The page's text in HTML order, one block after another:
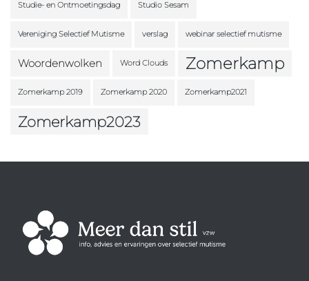
Studie- en Ontmoetingsdag Studio Sesam
Vereniging Selectief Mutisme verslag webinar selectief mutisme
Woordenwolken Word Clouds Zomerkamp
Zomerkamp 2019 Zomerkamp 2020 Zomerkamp2021
Zomerkamp2023